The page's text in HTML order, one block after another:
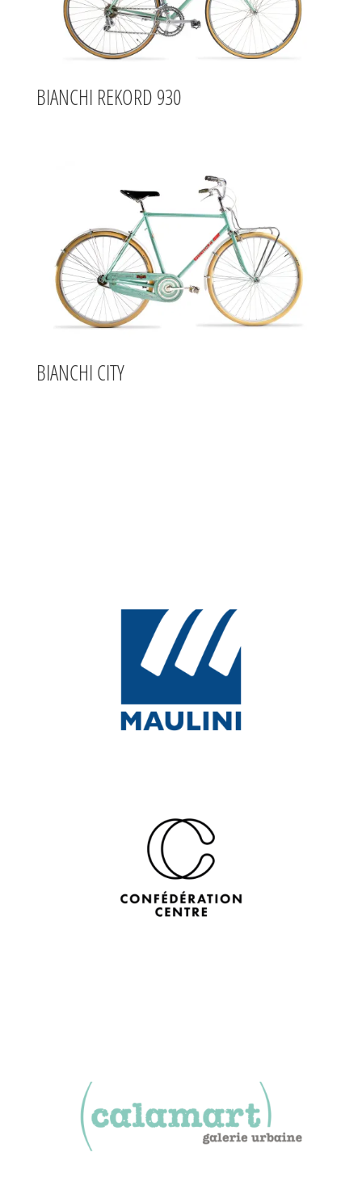
BIANCHI REKORD 930
BIANCHI CITY